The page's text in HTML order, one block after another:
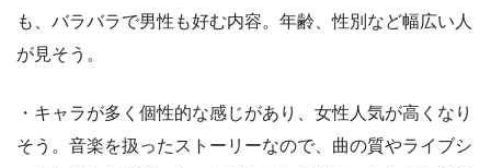
も、バラバラで男性も好む内容。年齢、性別など幅広い人
が見そう。
・キャラが多く個性的な感じがあり、女性人気が高くなり
そう。音楽を扱ったストーリーなので、曲の質やライブシ